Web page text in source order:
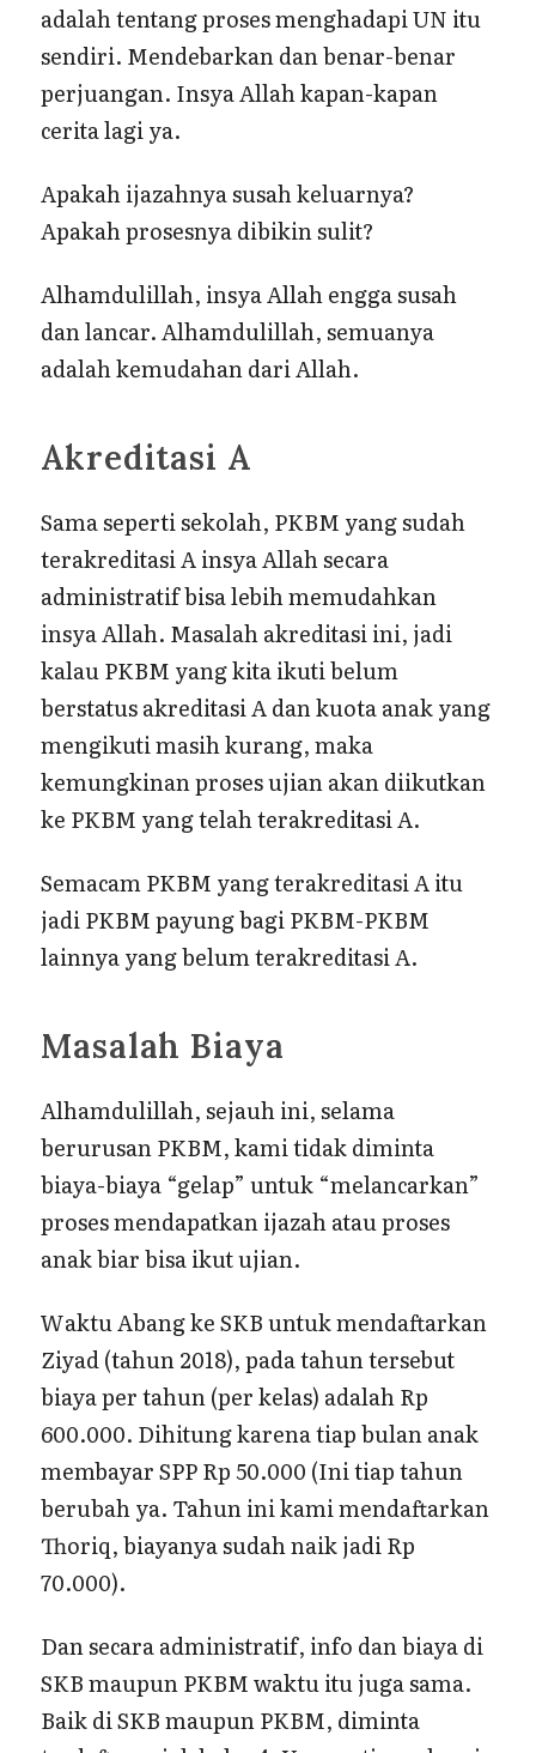
adalah tentang proses menghadapi UN itu
sendiri. Mendebarkan dan benar-benar
perjuangan. Insya Allah kapan-kapan
cerita lagi ya.
Apakah ijazahnya susah keluarnya?
Apakah prosesnya dibikin sulit?
Alhamdulillah, insya Allah engga susah
dan lancar. Alhamdulillah, semuanya
adalah kemudahan dari Allah.
Akreditasi A
Sama seperti sekolah, PKBM yang sudah
terakreditasi A insya Allah secara
administratif bisa lebih memudahkan
insya Allah. Masalah akreditasi ini, jadi
kalau PKBM yang kita ikuti belum
berstatus akreditasi A dan kuota anak yang
mengikuti masih kurang, maka
kemungkinan proses ujian akan diikutkan
ke PKBM yang telah terakreditasi A.
Semacam PKBM yang terakreditasi A itu
jadi PKBM payung bagi PKBM-PKBM
lainnya yang belum terakreditasi A.
Masalah Biaya
Alhamdulillah, sejauh ini, selama
berurusan PKBM, kami tidak diminta
biaya-biaya “gelap” untuk “melancarkan”
proses mendapatkan ijazah atau proses
anak biar bisa ikut ujian.
Waktu Abang ke SKB untuk mendaftarkan
Ziyad (tahun 2018), pada tahun tersebut
biaya per tahun (per kelas) adalah Rp
600.000. Dihitung karena tiap bulan anak
membayar SPP Rp 50.000 (Ini tiap tahun
berubah ya. Tahun ini kami mendaftarkan
Thoriq, biayanya sudah naik jadi Rp
70.000).
Dan secara administratif, info dan biaya di
SKB maupun PKBM waktu itu juga sama.
Baik di SKB maupun PKBM, diminta